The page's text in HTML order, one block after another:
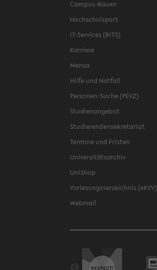
Campus-Bauen
Hochschulsport
IT-Services (BITS)
Karriere
Mensa
Hilfe und Notfall
Personen-Suche (PEVZ)
Studienangebot
Studierendensekretariat
Termine und Fristen
Universitätsarchiv
UniShop
Vorlesungsverzeichnis (eKVV)
Webmail